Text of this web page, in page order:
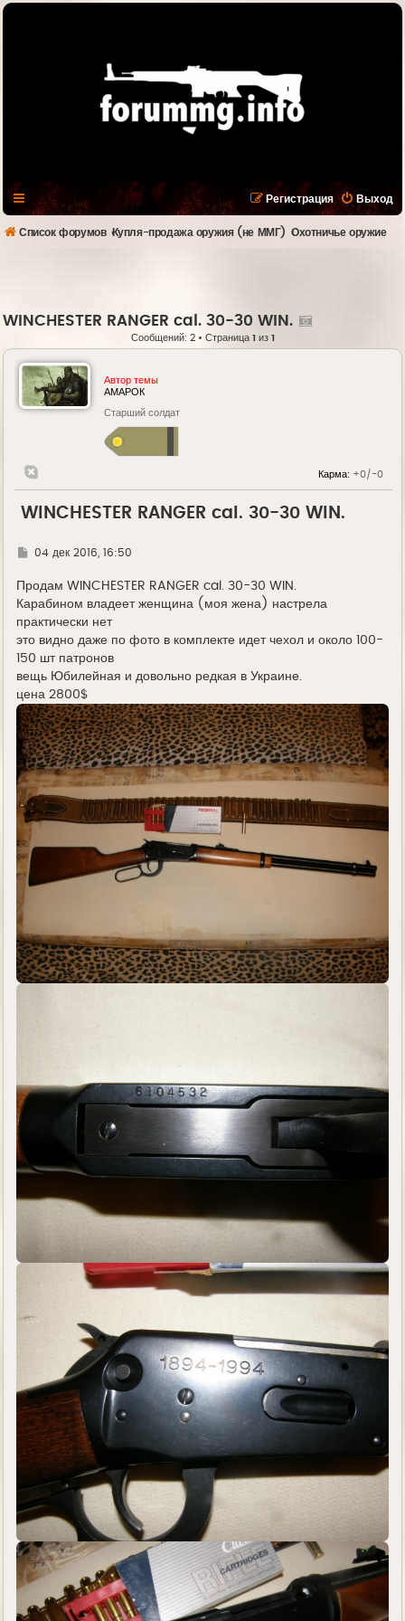
Выход
Регистрация
Список форумов Купля-продажа оружия (не ММГ) Охотничье оружие
WINCHESTER RANGER cal. 30-30 WIN.
Сообщений: 2 • Страница 1из 1
Автор темы
АМАРОК
Старший солдат
Карма: +0/-0
WINCHESTER RANGER cal. 30-30 WIN.
Г04 дек 2016, 16:50
Продам WINCHESTER RANGER cal. 30-30 WIN.
Карабином владеет женщина (моя жена) настрела
практически нет
это видно даже по фото в комплекте идет чехол и около 100-
150 шт патронов
вещь Юбилейная и довольно редкая в Украине.
цена 2800$